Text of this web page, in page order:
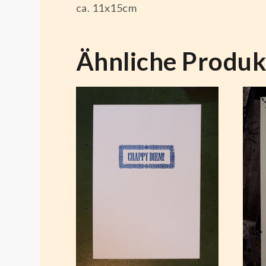
ca. 11x15cm
Ähnliche